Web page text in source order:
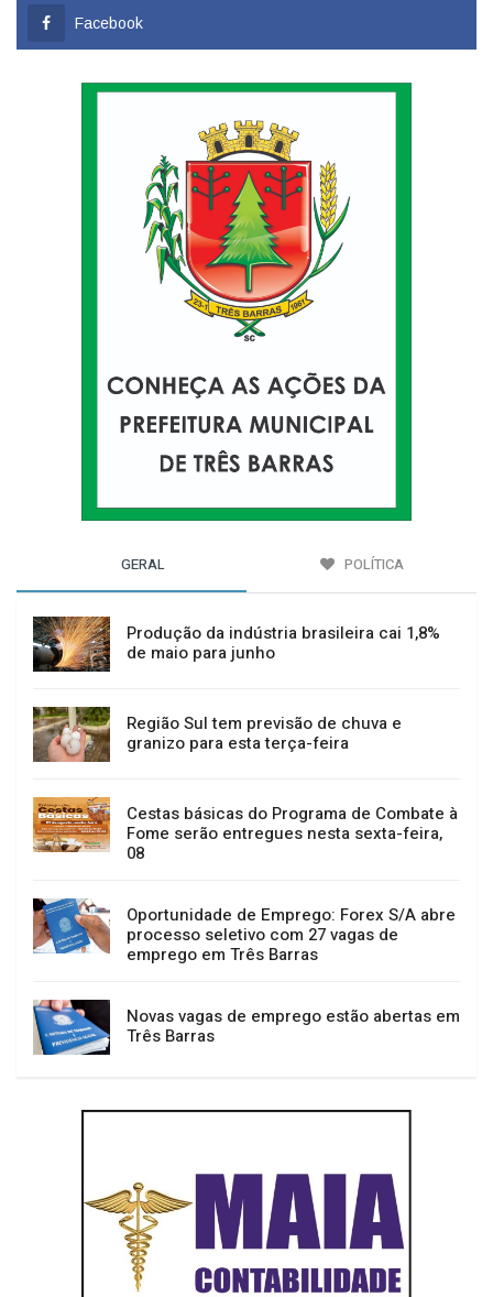
Facebook
GERAL POLÍTICA
Produção da indústria brasileira cai 1,8%
de maio para junho
Região Sul tem previsão de chuva e
granizo para esta terça-feira
Cestas básicas do Programa de Combate à
Fome serão entregues nesta sexta-feira,
08
Oportunidade de Emprego: Forex S/A abre
processo seletivo com 27 vagas de
emprego em Três Barras
Novas vagas de emprego estão abertas em
Três Barras